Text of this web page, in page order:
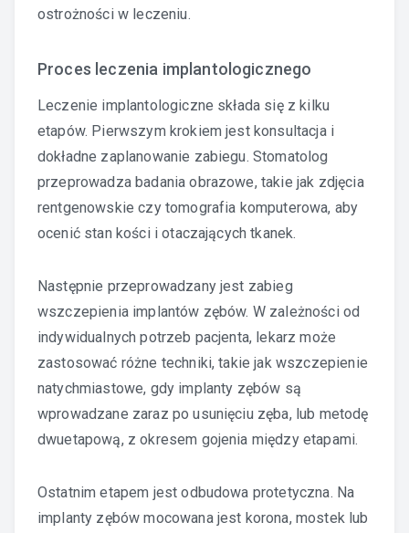
ostrożności w leczeniu.
Proces leczenia implantologicznego
Leczenie implantologiczne składa się z kilku
etapów. Pierwszym krokiem jest konsultacja i
dokładne zaplanowanie zabiegu. Stomatolog
przeprowadza badania obrazowe, takie jak zdjęcia
rentgenowskie czy tomografia komputerowa, aby
ocenić stan kości i otaczających tkanek.
Następnie przeprowadzany jest zabieg
wszczepienia implantów zębów. W zależności od
indywidualnych potrzeb pacjenta, lekarz może
zastosować różne techniki, takie jak wszczepienie
natychmiastowe, gdy implanty zębów są
wprowadzane zaraz po usunięciu zęba, lub metodę
dwuetapową, z okresem gojenia między etapami.
Ostatnim etapem jest odbudowa protetyczna. Na
implanty zębów mocowana jest korona, mostek lub